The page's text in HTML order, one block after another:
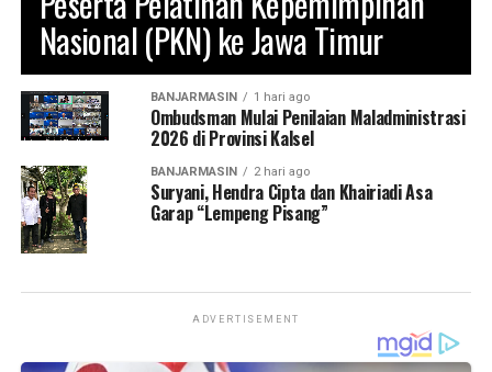
Bagikan ke
Messenger 0 Twitter/X
Nasional (PKN) ke Jawa Timur
BANJARMASIN 1 hari ago
Ombudsman Mulai Penilaian Maladministrasi
2026 di Provinsi Kalsel
BANJARMASIN 2 hari ago
Suryani, Hendra Cipta dan Khairiadi Asa
Garap “Lempeng Pisang”
ADVERTISEMENT